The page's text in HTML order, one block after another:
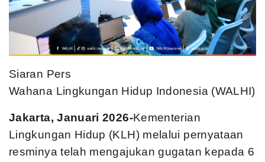
Siaran Pers
Wahana Lingkungan Hidup Indonesia (WALHI)
Jakarta, Januari 2026-Kementerian
Lingkungan Hidup (KLH) melalui pernyataan
resminya telah mengajukan gugatan kepada 6